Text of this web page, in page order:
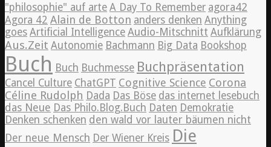
"philosophie" auf arte A Day To Remember agora42
Agora 42 Alain de Botton anders denken Anything
goes Artificial Intelligence Audio-Mitschnitt Aufklärung
Aus.Zeit Autonomie Bachmann Big Data Bookshop
Buch Buch Buchmesse Buchpräsentation
Cancel Culture ChatGPT Cognitive Science Corona
Céline Rudolph Dada Das Böse das internet lesebuch
das Neue Das Philo.Blog.Buch Daten Demokratie
Denken schenken den wald vor lauter bäumen nicht
Der neue Mensch Der Wiener Kreis Die